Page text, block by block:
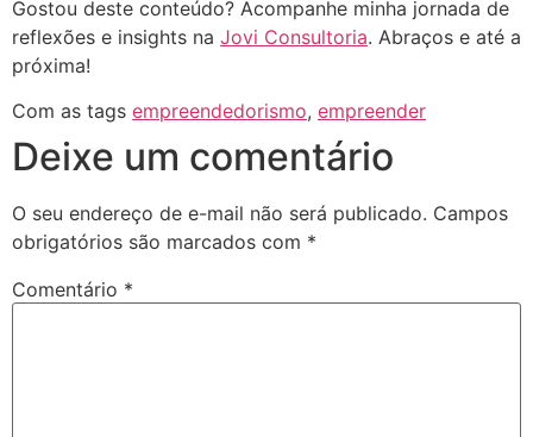
Gostou deste conteúdo? Acompanhe minha jornada de
reflexões e insights na Jovi Consultoria. Abraços e até a
próxima!
Com as tags empreendedorismo, empreender
Deixe um comentário
O seu endereço de e-mail não será publicado. Campos
obrigatórios são marcados com *
Comentário *